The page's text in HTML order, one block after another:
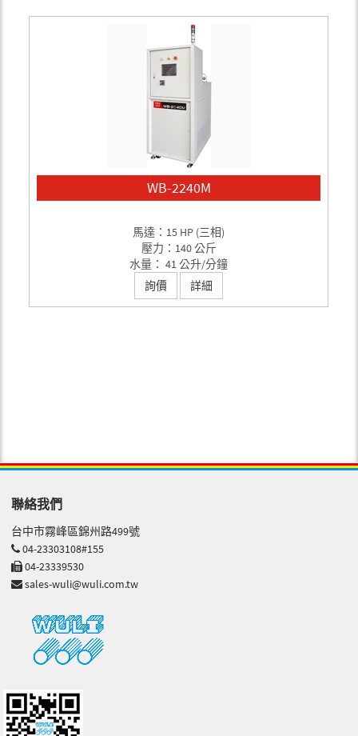
WB-2240M
馬達：15 HP (三相)
壓力：140 公斤
水量： 41 公升/分鐘
詢價
詳細
聯絡我們
台中市霧峰區錦州路499號
04-23303108#155
04-23339530
sales-wuli@wuli.com.tw